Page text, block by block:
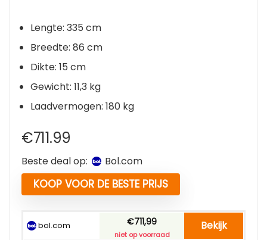
Lengte: 335 cm
Breedte: 86 cm
Dikte: 15 cm
Gewicht: 11,3 kg
Laadvermogen: 180 kg
€711.99
Beste deal op: bol.com
KOOP VOOR DE BESTE PRIJS
bol.com €711,99
niet op voorraad
Bekijk